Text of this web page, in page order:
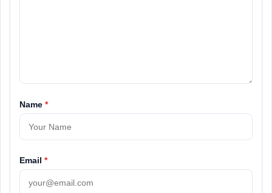
Name *
Email *